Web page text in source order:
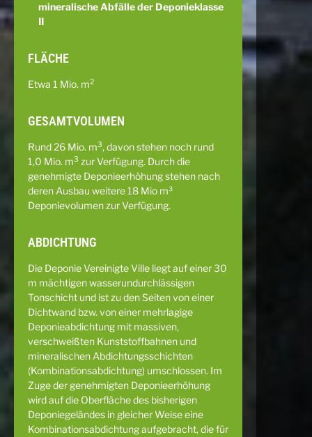
mineralische Abfälle der Deponieklasse
II
FLÄCHE
Etwa 1 Mio. m2
GESAMTVOLUMEN
Rund 26 Mio. m3, davon stehen noch rund
1,0 Mio. m3 zur Verfügung. Durch die
genehmigte Deponieerhöhung stehen nach
deren Ausbau weitere 18 Mio m³
Deponievolumen zur Verfügung.
ABDICHTUNG
Die Deponie Vereinigte Ville liegt auf einer 30
m mächtigen wasserundurchlässigen
Tonschicht und ist zu den Seiten von einer
Dichtwand bzw. von einer mehrlagige
Deponieabdichtung mit massiven,
verschweißten Kunststoffbahnen und
mineralischen Abdichtungsschichten
(Kombinationsabdichtung) umschlossen. Im
Zuge der genehmigten Deponieerhöhung
wird auf die Oberfläche des bisherigen
Deponiegeländes in gleicher Weise eine
Kombinationsabdichtung aufgebracht, die für